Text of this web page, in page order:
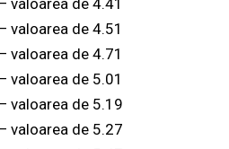
valoarea de 4.51
valoarea de 4.71
valoarea de 5.01
valoarea de 5.19
valoarea de 5.27